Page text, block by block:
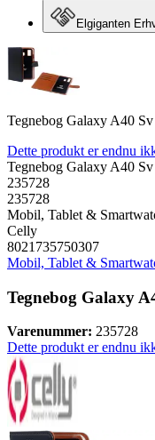
Elgiganten
Tegnebog Galaxy A40
Dette produkt er endnu
Tegnebog Galaxy A40
235728
235728
Mobil, Tablet &
Celly
8021735750307
Mobil, Tablet &
Tegnebog Galaxy
Varenummer: 235728
Dette produkt er endnu